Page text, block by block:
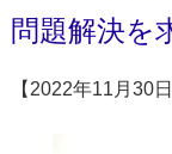
問題解決を
【2022年11月30日